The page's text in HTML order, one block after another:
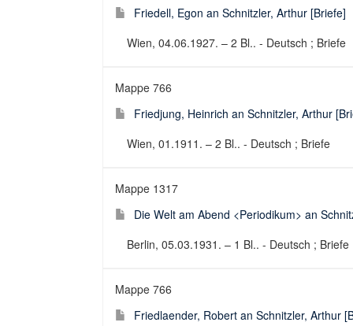
Friedell, Egon an Schnitzler, Arthur [Briefe]
Wien, 04.06.1927. – 2 Bl.. - Deutsch ; Briefe
Mappe 766
Friedjung, Heinrich an Schnitzler, Arthur
Wien, 01.1911. – 2 Bl.. - Deutsch ; Briefe
Mappe 1317
Die Welt am Abend <Periodikum> an
Berlin, 05.03.1931. – 1 Bl.. - Deutsch ; Briefe
Mappe 766
Friedlaender, Robert an Schnitzler, Arthur